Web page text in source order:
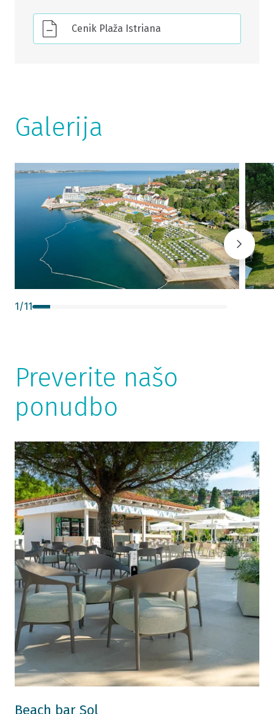
Cenik Plaža Istriana
Galerija
1 /11
Preverite našo
ponudbo
Beach bar Sol